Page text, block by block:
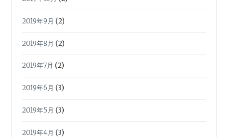
2019年9月 (2)
2019年8月 (2)
2019年7月 (2)
2019年6月 (3)
2019年5月 (3)
2019年4月 (3)